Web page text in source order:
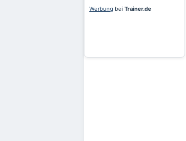
Werbung bei Trainer.de